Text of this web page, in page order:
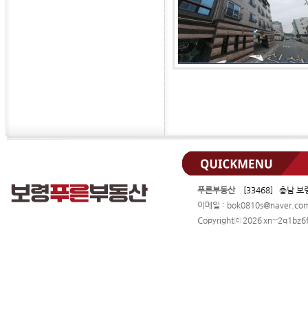
푸른부동산
[33468] 충남 보
이메일 :
Copyrightⓒ 2026 xn--